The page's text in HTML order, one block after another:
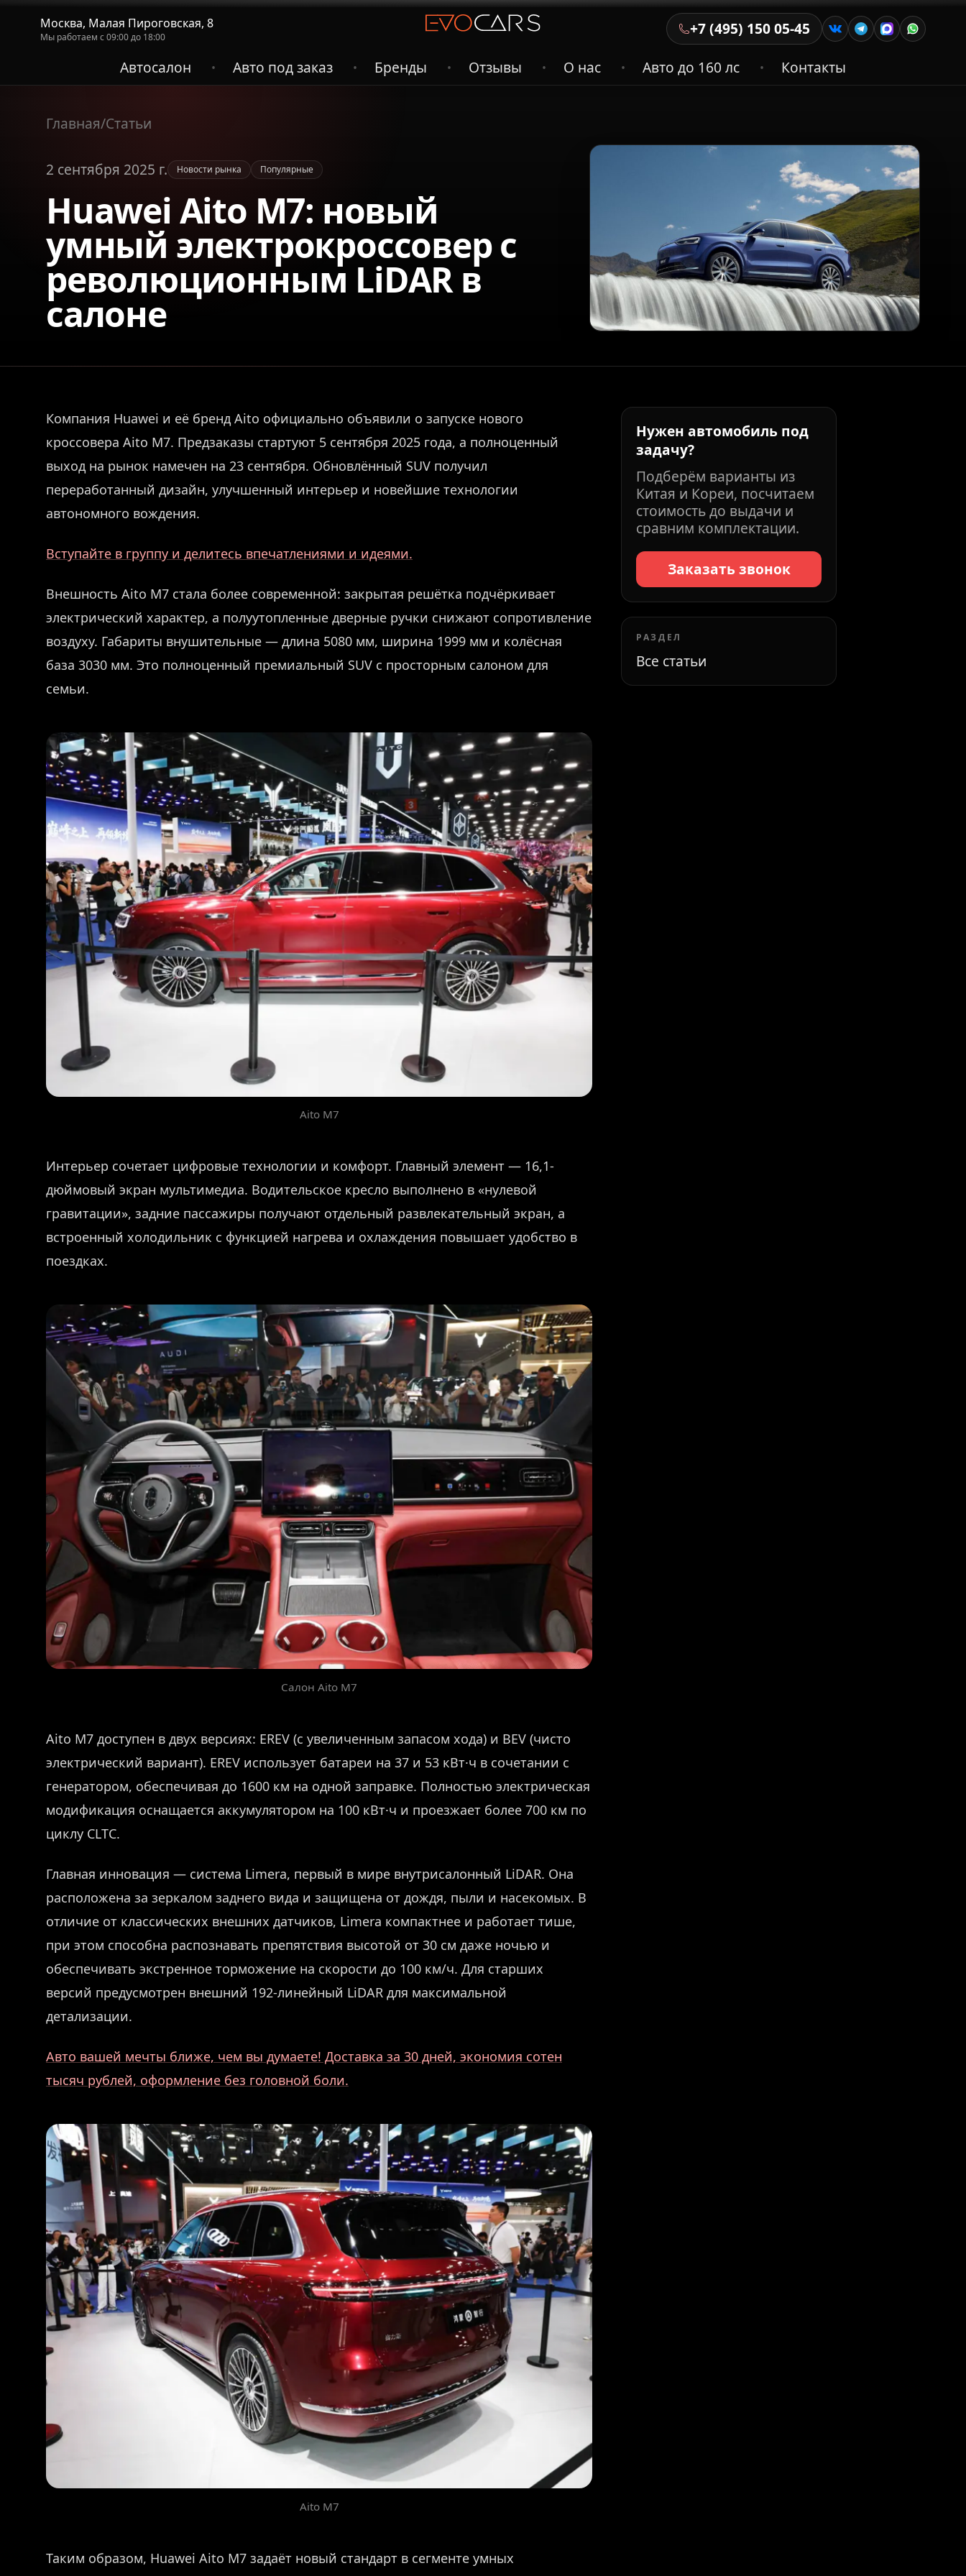
Москва, Малая Пироговская, 8
Мы работаем с 09:00 до 18:00
+7 (495) 150 05-45
Автосалон
• Авто под заказ • Бренды • Отзывы • О нас • Авто до 160 лс • Контакты
Главная/Статьи
2 сентября 2025 г. Новости рынка Популярные
Huawei Aito M7: новый
умный электрокроссовер с
революционным LiDAR в
салоне
Компания Huawei и её бренд Aito официально объявили о запуске нового
кроссовера Aito M7. Предзаказы стартуют 5 сентября 2025 года, а полноценный
выход на рынок намечен на 23 сентября. Обновлённый SUV получил
переработанный дизайн, улучшенный интерьер и новейшие технологии
автономного вождения.
Вступайте в группу и делитесь впечатлениями и идеями.
Внешность Aito M7 стала более современной: закрытая решётка подчёркивает
электрический характер, а полуутопленные дверные ручки снижают сопротивление
воздуху. Габариты внушительные — длина 5080 мм, ширина 1999 мм и колёсная
база 3030 мм. Это полноценный премиальный SUV с просторным салоном для
семьи.
Aito M7
Интерьер сочетает цифровые технологии и комфорт. Главный элемент — 16,1-
дюймовый экран мультимедиа. Водительское кресло выполнено в «нулевой
гравитации», задние пассажиры получают отдельный развлекательный экран, а
встроенный холодильник с функцией нагрева и охлаждения повышает удобство в
поездках.
Салон Aito M7
Aito M7 доступен в двух версиях: EREV (с увеличенным запасом хода) и BEV (чисто
электрический вариант). EREV использует батареи на 37 и 53 кВт·ч в сочетании с
генератором, обеспечивая до 1600 км на одной заправке. Полностью электрическая
модификация оснащается аккумулятором на 100 кВт·ч и проезжает более 700 км по
циклу CLTC.
Главная инновация — система Limera, первый в мире внутрисалонный LiDAR. Она
расположена за зеркалом заднего вида и защищена от дождя, пыли и насекомых. В
отличие от классических внешних датчиков, Limera компактнее и работает тише,
при этом способна распознавать препятствия высотой от 30 см даже ночью и
обеспечивать экстренное торможение на скорости до 100 км/ч. Для старших
версий предусмотрен внешний 192-линейный LiDAR для максимальной
детализации.
Авто вашей мечты ближе, чем вы думаете! Доставка за 30 дней, экономия сотен
тысяч рублей, оформление без головной боли.
Aito M7
Таким образом, Huawei Aito M7 задаёт новый стандарт в сегменте умных
Нужен автомобиль под
задачу?
Подберём варианты из
Китая и Кореи, посчитаем
стоимость до выдачи и
сравним комплектации.
Заказать звонок
РАЗДЕЛ
Все статьи